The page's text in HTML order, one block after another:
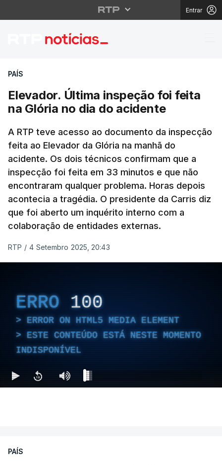
Entrar
Elevador. Última
PAÍS
Elevador. Última inspeção foi feita
na Glória no dia do acidente
A RTP teve acesso ao documento da inspecção
feita ao Elevador da Glória na manhã do
acidente. Os dois técnicos confirmam que a
inspecção foi feita em 33 minutos e que não
encontraram qualquer problema. Horas depois
acontecia a tragédia. O presidente da Carris diz
que foi aberto um inquérito interno com a
colaboração de entidades externas.
RTP / 4 Setembro 2025, 20:43
ERRO 100
ERROR ON HTML5 MEDIA ELEMENT
ESTE CONTEÚDO ESTÁ NESTE MOMENTO
INDISPONÍVEL
PAÍS